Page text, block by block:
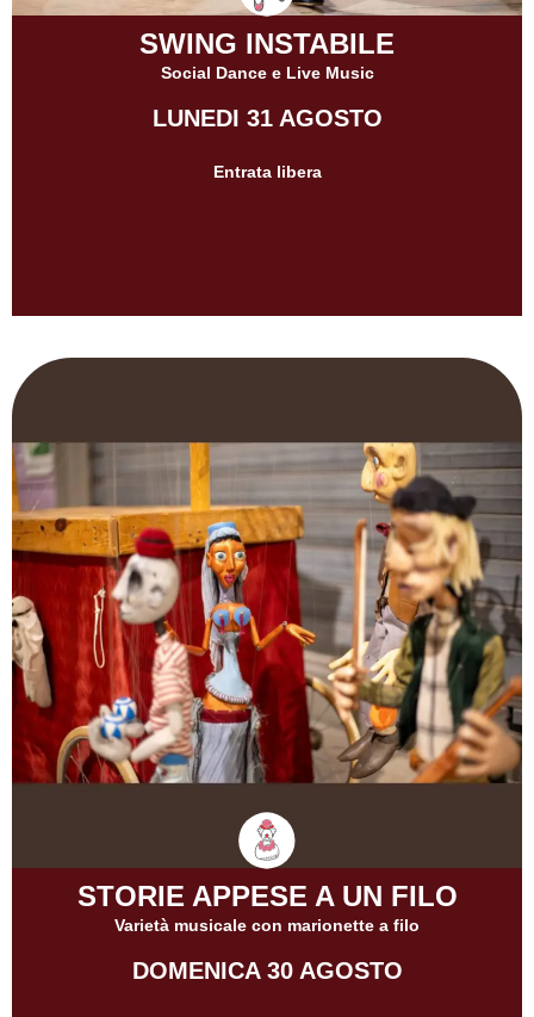
SWING INSTABILE
Social Dance e Live Music
LUNEDI 31 AGOSTO
Entrata libera
STORIE APPESE A UN FILO
Varietà musicale con marionette a filo
DOMENICA 30 AGOSTO